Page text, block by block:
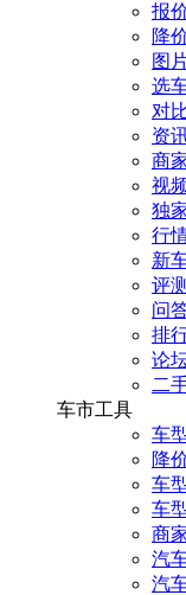
报
降
图
选
对
资
商
视
独
行
新
评测
问
排
论
二
车市工具
车
降
车
车
商
汽
汽